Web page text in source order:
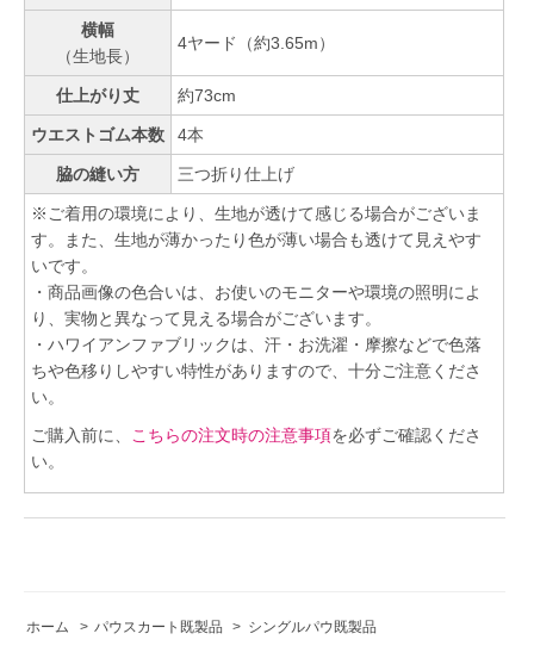
横幅
（生地長）
4ヤード（約3.65m）
仕上がり丈 約73cm
ウエストゴム本数 4本
脇の縫い方 三つ折り仕上げ
※ご着用の環境により、生地が透けて感じる場合がございま
す。また、生地が薄かったり色が薄い場合も透けて見えやす
いです。
・商品画像の色合いは、お使いのモニターや環境の照明によ
り、実物と異なって見える場合がございます。
・ハワイアンファブリックは、汗・お洗濯・摩擦などで色落
ちや色移りしやすい特性がありますので、十分ご注意くださ
い。
ご購入前に、
こちらの注文時の注意事項を必ずご確認くださ
い。
ホーム > パウスカート既製品 > シングルパウ既製品